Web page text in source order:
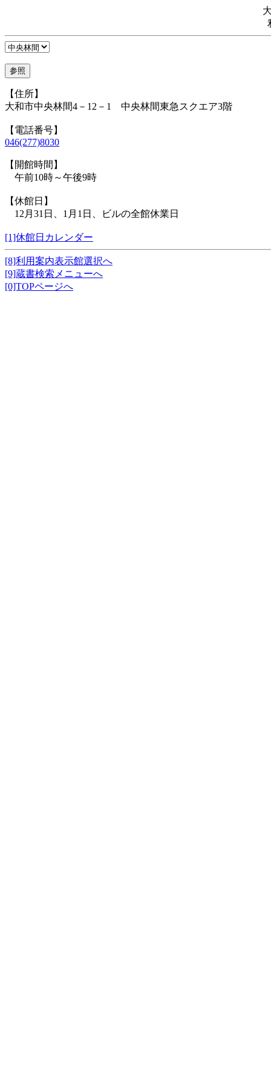
【住所】
大和市中央林間4－12－1 中央林間東急スクエア3階
【電話番号】
046(277)8030
【開館時間】
午前10時～午後9時
【休館日】
12月31日、1月1日、ビルの全館休業日
[1]休館日カレンダー
[8]利用案内表示館選択へ
[9]蔵書検索メニューへ
[0]TOPページへ